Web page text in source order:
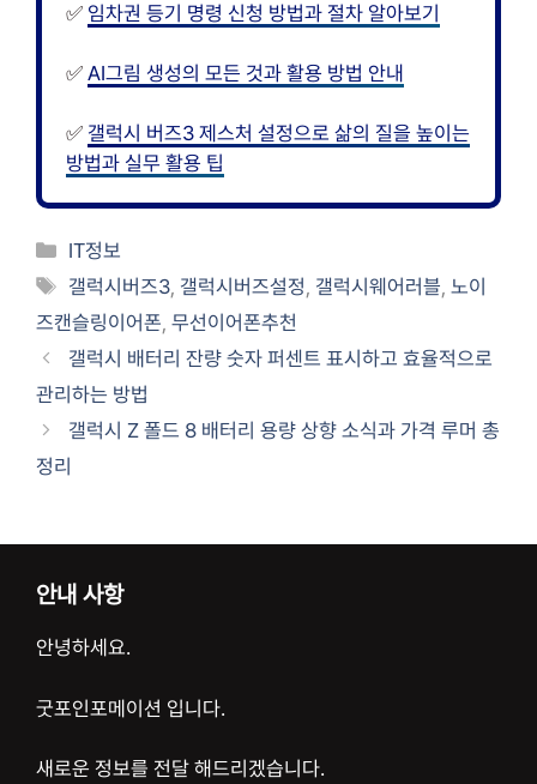
✅ 임차권 등기 명령 신청 방법과 절차 알아보기
✅ AI그림 생성의 모든 것과 활용 방법 안내
✅ 갤럭시 버즈3 제스처 설정으로 삶의 질을 높이는
방법과 실무 활용 팁
카
테
리
IT정보
태
그
갤럭시버즈3, 갤럭시버즈설정, 갤럭시웨어러블,노이
즈캔슬링이어폰, 무선이어폰추천
갤럭시 배터리 잔량 숫자 퍼센트 표시하고 효율적으로
관리하는 방법
갤럭시 Z 폴드 8 배터리 용량 상향 소식과 가격 루머 총
정리
안내 사항
안녕하세요.
굿포인포메이션 입니다.
새로운 정보를 전달 해드리겠습니다.